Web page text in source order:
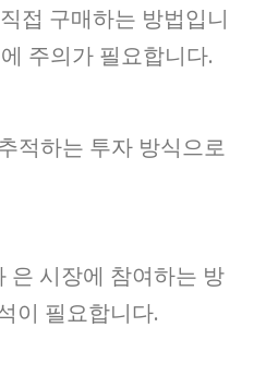
접 구매하는 방법입니
주의가 필요합니다.
적하는 투자 방식으로
은 시장에 참여하는 방
이 필요합니다.